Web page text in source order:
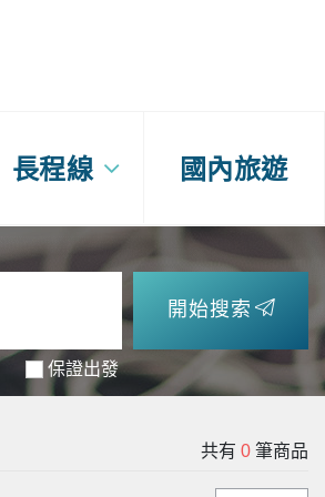
長程線 國內旅遊
保證出發
開始搜索
共有 0 筆商品